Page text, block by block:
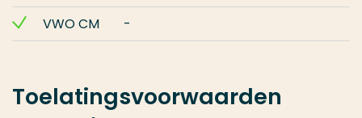
VWO CM
-
Toelatingsvoorwaarden